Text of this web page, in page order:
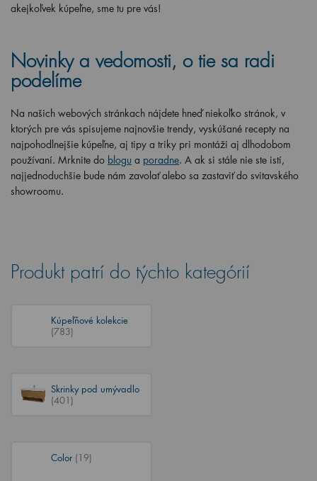
akejkoľvek kúpeľne, sme tu pre vás!
Novinky a vedomosti, o tie sa radi
podelíme
Na našich webových stránkach nájdete hneď niekoľko stránok, v
ktorých pre vás spisujeme najnovšie trendy, vyskúšané recepty na
najpohodlnejšie kúpeľne, aj tipy a triky pri montáži aj dlhodobom
používaní. Mrknite do blogu a poradne. A ak si stále nie ste istí,
najjednoduchšie bude nám zavolať alebo sa zastaviť do svitavského
showroomu.
Produkt patrí do týchto kategórií
Kúpeľňové kolekcie
(783)
Skrinky pod umývadlo
(401)
Color (19)